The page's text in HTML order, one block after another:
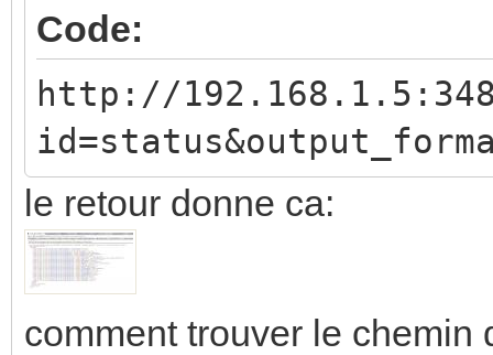
Code:
http://
le retour donne ca:
comment trouver le chemin